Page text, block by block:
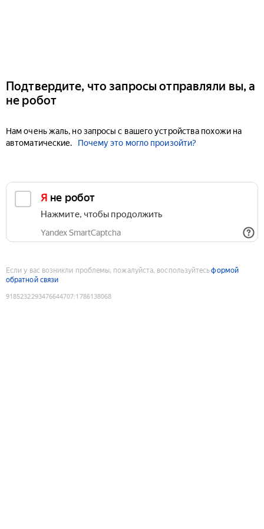
Подтвердите, что запросы отправляли вы, а
не робот
Нам очень жаль, но запросы с вашего устройства похожи на
автоматические.
Почему это могло произойти?
Я не робот
Нажмите, чтобы продолжить
Yandex SmartCaptcha
Если у вас возникли проблемы, пожалуйста, воспользуйтесьформой
обратной связи
9185232293476644707:1786138068